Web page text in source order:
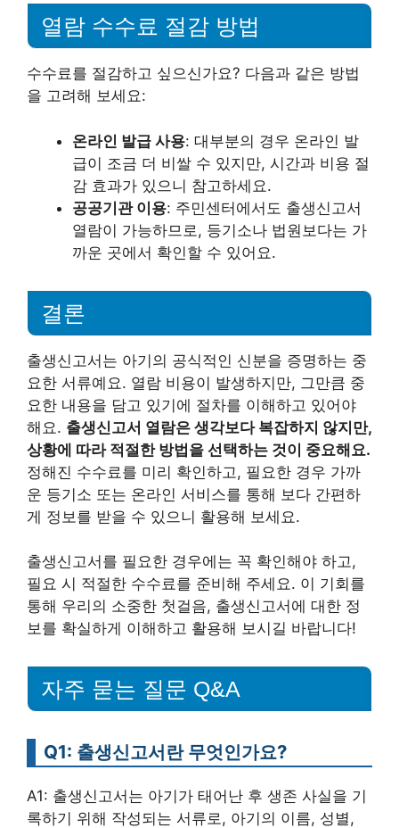
열람 수수료 절감 방법
수수료를 절감하고 싶으신가요? 다음과 같은 방법
을 고려해 보세요:
온라인 발급 사용: 대부분의 경우 온라인 발
급이 조금 더 비쌀 수 있지만, 시간과 비용 절
감 효과가 있으니 참고하세요.
공공기관 이용: 주민센터에서도 출생신고서
열람이 가능하므로, 등기소나 법원보다는 가
까운 곳에서 확인할 수 있어요.
결론
출생신고서는 아기의 공식적인 신분을 증명하는 중
요한 서류예요. 열람 비용이 발생하지만, 그만큼 중
요한 내용을 담고 있기에 절차를 이해하고 있어야
해요. 출생신고서 열람은 생각보다 복잡하지 않지만,
상황에 따라 적절한 방법을 선택하는 것이 중요해요.
정해진 수수료를 미리 확인하고, 필요한 경우 가까
운 등기소 또는 온라인 서비스를 통해 보다 간편하
게 정보를 받을 수 있으니 활용해 보세요.
출생신고서를 필요한 경우에는 꼭 확인해야 하고,
필요 시 적절한 수수료를 준비해 주세요. 이 기회를
통해 우리의 소중한 첫걸음, 출생신고서에 대한 정
보를 확실하게 이해하고 활용해 보시길 바랍니다!
자주 묻는 질문 Q&A
Q1: 출생신고서란 무엇인가요?
A1: 출생신고서는 아기가 태어난 후 생존 사실을 기
록하기 위해 작성되는 서류로, 아기의 이름, 성별,